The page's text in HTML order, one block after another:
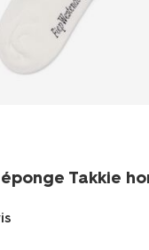
Takkie